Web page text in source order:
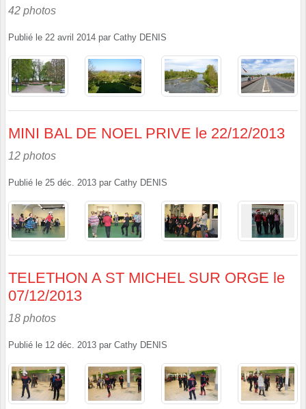
42 photos
Publié le 22 avril 2014 par Cathy DENIS
MINI BAL DE NOEL PRIVE le 22/12/2013
12 photos
Publié le 25 déc. 2013 par Cathy DENIS
TELETHON A ST MICHEL SUR ORGE le
07/12/2013
18 photos
Publié le 12 déc. 2013 par Cathy DENIS